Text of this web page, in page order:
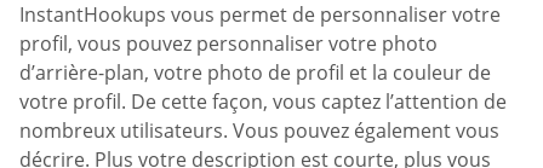
InstantHookups vous permet de personnaliser votre
profil, vous pouvez personnaliser votre photo
d’arrière-plan, votre photo de profil et la couleur de
votre profil. De cette façon, vous captez l’attention de
nombreux utilisateurs. Vous pouvez également vous
décrire. Plus votre description est courte, plus vous